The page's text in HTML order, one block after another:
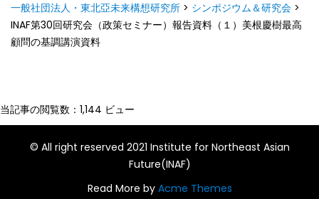
一般社団法人・東北亞未来構想研究所 > シンポジウム＆研究会 >
INAF第30回研究会（政策セミナー）報告資料（１）美根慶樹最高
顧問の基調講演資料
当記事の閲覧数：1,144 ビュー
© All right reserved 2021 Institute for Northeast Asian
Future(INAF)
Read More by Acme Themes